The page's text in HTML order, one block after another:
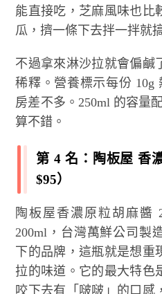
能直接吃，芝麻風味也比
瓜，擠一條下去拌一拌就
不過拿來淋沙拉就會偏鹹
稀釋。營養標示每份 10g
房差不多。250ml 的容量
算不錯。
第 4 名：陶板屋 香
$95）
陶板屋香濃原粒胡麻醬
200ml，台灣萬鮮公司製
下的品牌，這瓶就是想重
拉的味道。它的最大特色
咬下去有「啵啵」的口感